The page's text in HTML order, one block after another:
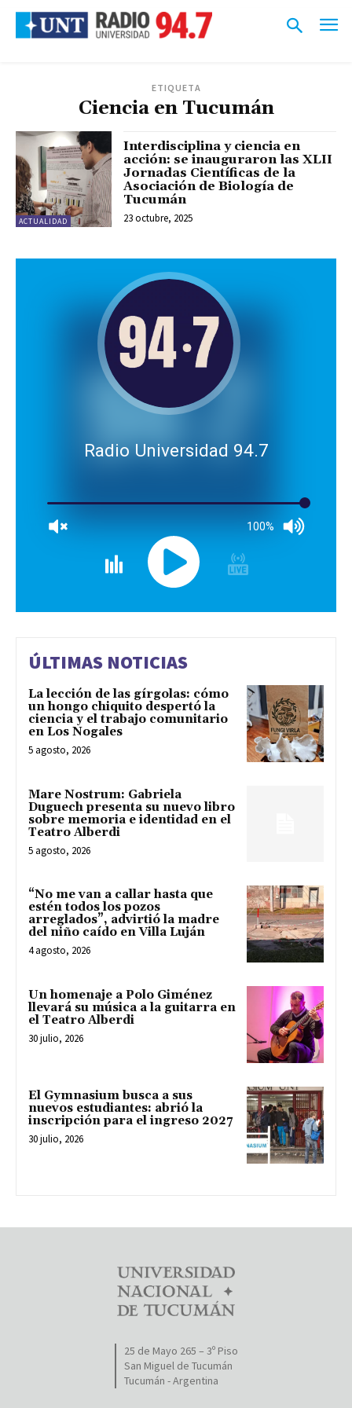
ETIQUETA
Ciencia en Tucumán
ACTUALIDAD
Interdisciplina y ciencia en
acción: se inauguraron las XLII
Jornadas Científicas de la
Asociación de Biología de
Tucumán
23 octubre, 2025
Radio Universidad 94.7
100%
ÚLTIMAS NOTICIAS
La lección de las gírgolas: cómo
un hongo chiquito despertó la
ciencia y el trabajo comunitario
en Los Nogales
5 agosto, 2026
Mare Nostrum: Gabriela
Duguech presenta su nuevo libro
sobre memoria e identidad en el
Teatro Alberdi
5 agosto, 2026
“No me van a callar hasta que
estén todos los pozos
arreglados”, advirtió la madre
del niño caído en Villa Luján
4 agosto, 2026
Un homenaje a Polo Giménez
llevará su música a la guitarra en
el Teatro Alberdi
30 julio, 2026
El Gymnasium busca a sus
nuevos estudiantes: abrió la
inscripción para el ingreso 2027
30 julio, 2026
25 de Mayo 265 – 3º Piso
San Miguel de Tucumán
Tucumán - Argentina